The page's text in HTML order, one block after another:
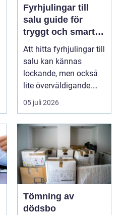
Fyrhjulingar till
salu guide för
tryggt och smart
köp
Att hitta fyrhjulingar till
salu kan kännas
lockande, men också
lite överväldigande.
Utbudet är stor...
05 juli 2026
Tömning av
dödsbo